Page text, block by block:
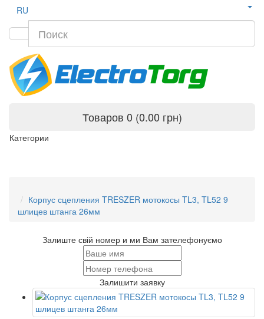
RU
Товаров 0 (0.00 грн)
Категории
Корпус сцепления TRESZER мотокосы TL3, TL52 9
шлицев штанга 26мм
Залиште свій номер и ми Вам зателефонуємо
Залишити заявку